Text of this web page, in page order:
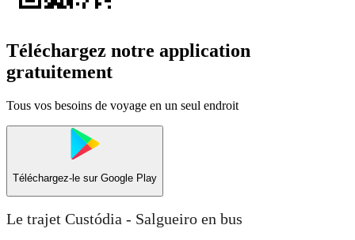
Téléchargez notre application
gratuitement
Tous vos besoins de voyage en un seul endroit
Téléchargez-le sur Google Play
Le trajet Custódia - Salgueiro en bus